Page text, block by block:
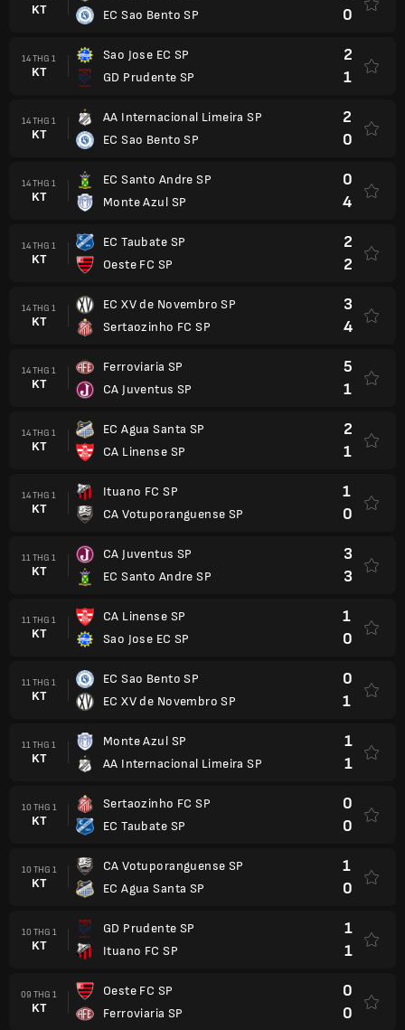
KT
EC Sao Bento SP
0
14 THG 1
KT
Sao Jose EC SP
GD Prudente SP
2
1
14 THG 1
KT
AA Internacional Limeira SP
EC Sao Bento SP
2
0
14 THG 1
KT
EC Santo Andre SP
Monte Azul SP
0
4
14 THG 1
KT
EC Taubate SP
Oeste FC SP
2
2
14 THG 1
KT
EC XV de Novembro SP
Sertaozinho FC SP
3
4
14 THG 1
KT
Ferroviaria SP
CA Juventus SP
5
1
14 THG 1
KT
EC Agua Santa SP
CA Linense SP
2
1
14 THG 1
KT
Ituano FC SP
CA Votuporanguense SP
1
0
11 THG 1
KT
CA Juventus SP
EC Santo Andre SP
3
3
11 THG 1
KT
CA Linense SP
Sao Jose EC SP
1
0
11 THG 1
KT
EC Sao Bento SP
EC XV de Novembro SP
0
1
11 THG 1
KT
Monte Azul SP
AA Internacional Limeira SP
1
1
10 THG 1
KT
Sertaozinho FC SP
EC Taubate SP
0
0
10 THG 1
KT
CA Votuporanguense SP
EC Agua Santa SP
1
0
10 THG 1
KT
GD Prudente SP
Ituano FC SP
1
1
09 THG 1
KT
Oeste FC SP
Ferroviaria SP
0
0